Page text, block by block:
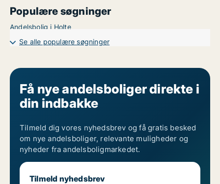
Populære søgninger
Andelsbolig i Holte
Se alle populære søgninger
Få nye andelsboliger direkte i
din indbakke
Tilmeld dig vores nyhedsbrev og få gratis besked
om nye andelsboliger, relevante muligheder og
nyheder fra andelsboligmarkedet.
Tilmeld nyhedsbrev